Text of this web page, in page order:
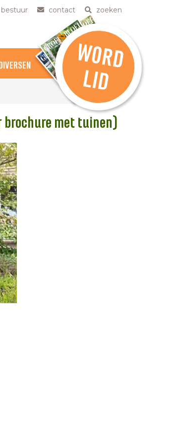
bestuur contact zoeken
DIVERSEN W
O
R
D
L
ID
brochure met tuinen)